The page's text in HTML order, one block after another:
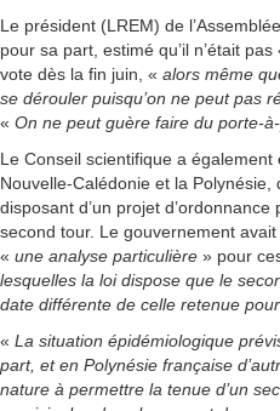
Le président (LREM) de
pour sa part, estimé qu’il n’était pas
vote dès la fin juin, « alors même
se dérouler puisqu’on ne peut pas
« On ne peut guère faire du porte-
Le Conseil scientifique a
Nouvelle-Calédonie et la
disposant d’un projet
second tour. Le gouvernement
« une analyse particulière » pour
lesquelles la loi dispose que le
date différente de celle retenue
« La situation épidémiologique
part, et en Polynésie française
nature à permettre la tenue d’un